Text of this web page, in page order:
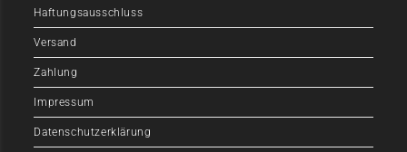
Haftungsausschluss
Versand
Zahlung
Impressum
Datenschutzerklärung